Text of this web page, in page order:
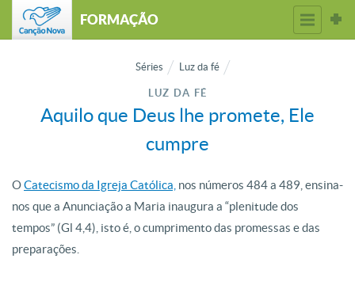
FORMAÇÃO
Séries Luz da fé
LUZ DA FÉ
Aquilo que Deus lhe promete, Ele
cumpre
OCatecismo da Igreja Católica, nos números 484 a 489, ensina-
nos que a Anunciação a Maria inaugura a “plenitude dos
tempos” (Gl 4,4), isto é, o cumprimento das promessas e das
preparações.